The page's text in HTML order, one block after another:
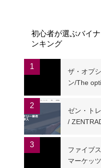
初心者が選ぶバイ
ンキング
1
ザ・オプ
ン/The
2
ゼン・ト
/
3
ファイブ
マーケッツ